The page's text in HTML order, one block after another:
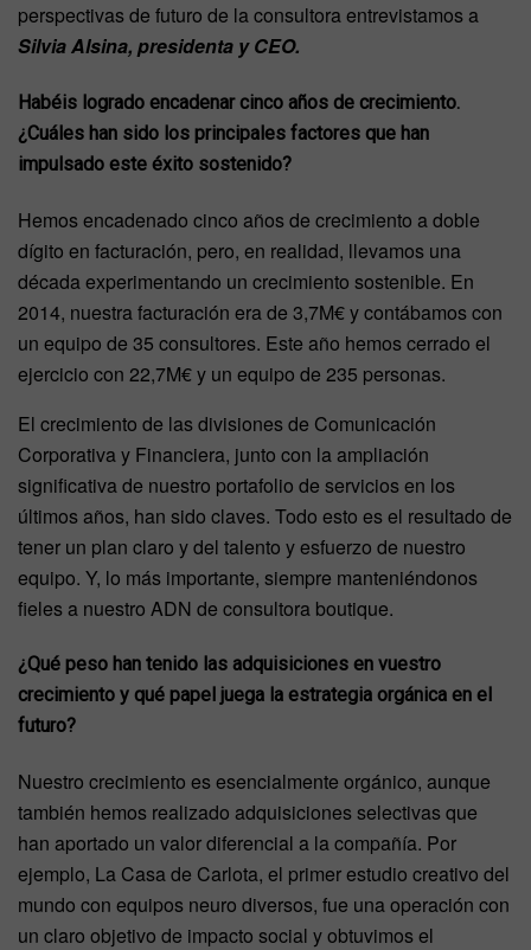
perspectivas de futuro de la consultora entrevistamos a
Silvia Alsina, presidenta y CEO.
Habéis logrado encadenar cinco años de crecimiento.
¿Cuáles han sido los principales factores que han
impulsado este éxito sostenido?
Hemos encadenado cinco años de crecimiento a doble
dígito en facturación, pero, en realidad, llevamos una
década experimentando un crecimiento sostenible. En
2014, nuestra facturación era de 3,7M€ y contábamos con
un equipo de 35 consultores. Este año hemos cerrado el
ejercicio con 22,7M€ y un equipo de 235 personas.
El crecimiento de las divisiones de Comunicación
Corporativa y Financiera, junto con la ampliación
significativa de nuestro portafolio de servicios en los
últimos años, han sido claves. Todo esto es el resultado de
tener un plan claro y del talento y esfuerzo de nuestro
equipo. Y, lo más importante, siempre manteniéndonos
fieles a nuestro ADN de consultora boutique.
¿Qué peso han tenido las adquisiciones en vuestro
crecimiento y qué papel juega la estrategia orgánica en el
futuro?
Nuestro crecimiento es esencialmente orgánico, aunque
también hemos realizado adquisiciones selectivas que
han aportado un valor diferencial a la compañía. Por
ejemplo, La Casa de Carlota, el primer estudio creativo del
mundo con equipos neuro diversos, fue una operación con
un claro objetivo de impacto social y obtuvimos el